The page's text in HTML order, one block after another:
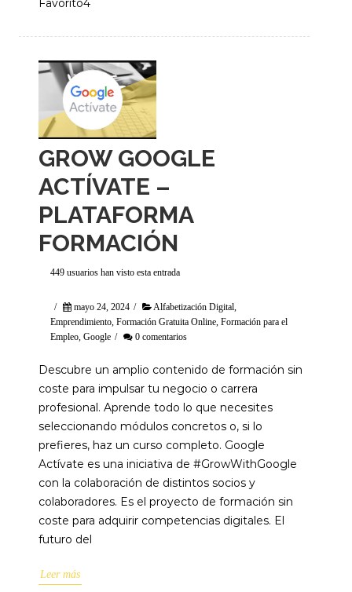
Favorito4
GROW GOOGLE
ACTÍVATE –
PLATAFORMA
FORMACIÓN
449 usuarios han visto esta entrada
/ mayo 24, 2024 / Alfabetización Digital
Emprendimiento Formación Gratuita Online Formación para el
Empleo Google / 0 comentarios
Descubre un amplio contenido de formación sin
coste para impulsar tu negocio o carrera
profesional. Aprende todo lo que necesites
seleccionando módulos concretos o, si lo
prefieres, haz un curso completo. Google
Actívate es una iniciativa de #GrowWithGoogle
con la colaboración de distintos socios y
colaboradores. Es el proyecto de formación sin
coste para adquirir competencias digitales. El
futuro del
Leer más